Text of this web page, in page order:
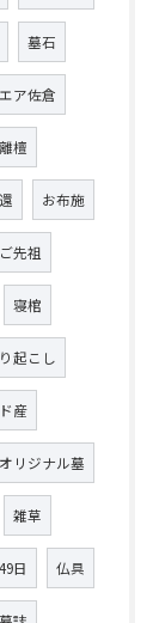
墓石
ア佐倉
離檀
お布施
ご先祖
寝棺
起こし
産
オリジナル墓
雑草
49日 仏具